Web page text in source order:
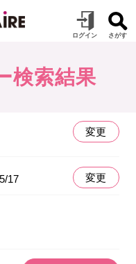
検索結果
変更
17 変更